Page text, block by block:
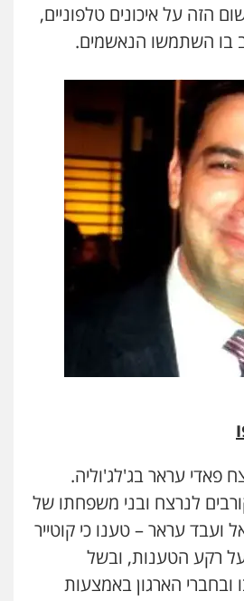
הזה על איכונים טלפוניים,
בו השתמשו הנאשמים.
2015 נרצח פאדי עראר בג'לג'וליה.
לנרצח ובני משפחתו של
עראר – טענו כי קוטייר
רקע הטענות, ובשל
ובחברי הארגון באמצעות